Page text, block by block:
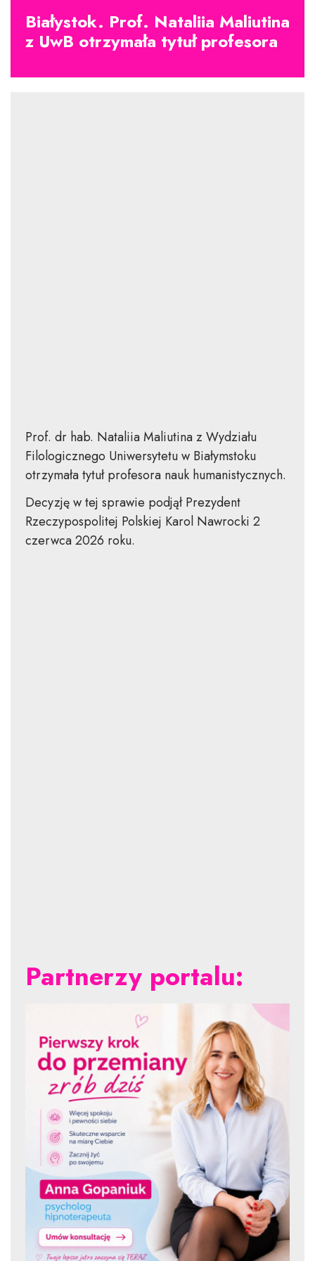
Białystok. Prof. Nataliia Maliutina
z UwB otrzymała tytuł profesora
Prof. dr hab. Nataliia Maliutina z Wydziału
Filologicznego Uniwersytetu w Białymstoku
otrzymała tytuł profesora nauk humanistycznych.
Decyzję w tej sprawie podjął Prezydent
Rzeczypospolitej Polskiej Karol Nawrocki 2
czerwca 2026 roku.
Partnerzy portalu: